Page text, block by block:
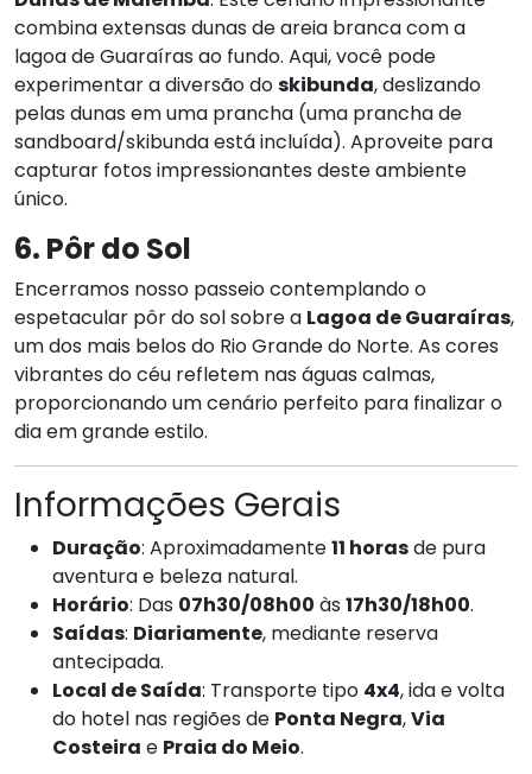
combina extensas dunas de areia branca com a
lagoa de Guaraíras ao fundo. Aqui, você pode
experimentar a diversão doskibunda, deslizando
pelas dunas em uma prancha (uma prancha de
sandboard/skibunda está incluída). Aproveite para
capturar fotos impressionantes deste ambiente
único.
6. Pôr do Sol
Encerramos nosso passeio contemplando o
espetacular pôr do sol sobre a Lagoa de Guaraíras,
um dos mais belos do Rio Grande do Norte. As cores
vibrantes do céu refletem nas águas calmas,
proporcionando um cenário perfeito para finalizar o
dia em grande estilo.
Informações Gerais
Duração: Aproximadamente11 horasde pura
aventura e beleza natural.
Horário: Das 07h30/08h00 às 17h30/18h00.
Saídas: Diariamente, mediante reserva
antecipada.
Local de Saída: Transporte tipo 4x4, ida e volta
do hotel nas regiões de Ponta Negra,Via
Costeira e Praia do Meio.